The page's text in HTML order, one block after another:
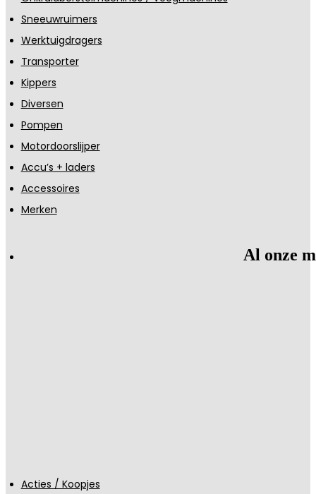
Sneeuwruimers
Werktuigdragers
Transporter
Kippers
Diversen
Pompen
Motordoorslijper
Accu’s + laders
Accessoires
Merken
Al onze
Acties / Koopjes